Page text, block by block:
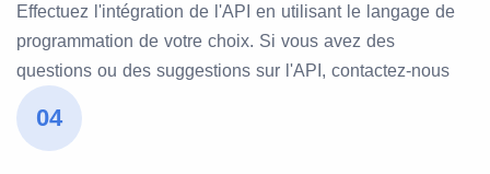
Effectuez l'intégration de l'API en utilisant le langage de
programmation de votre choix. Si vous avez des
questions ou des suggestions sur l'API, contactez-nous
04